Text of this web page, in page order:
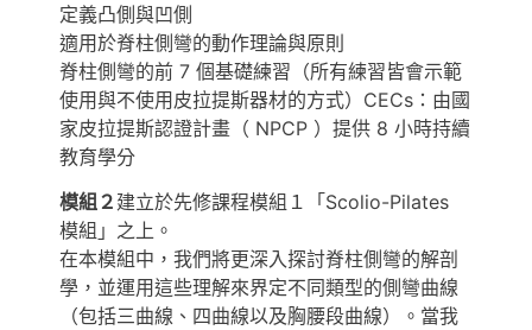
定義凸側與凹側
適用於脊柱側彎的動作理論與原則
脊柱側彎的前 7 個基礎練習（所有練習皆會示範
使用與不使用皮拉提斯器材的方式）CECs：由國
家皮拉提斯認證計畫（ NPCP ）提供 8 小時持續
教育學分
模組２ 建立於先修課程模組１「Scolio-Pilates
模組」之上。
在本模組中，我們將更深入探討脊柱側彎的解剖
學，並運用這些理解來界定不同類型的側彎曲線
（包括三曲線、四曲線以及胸腰段曲線）。當我